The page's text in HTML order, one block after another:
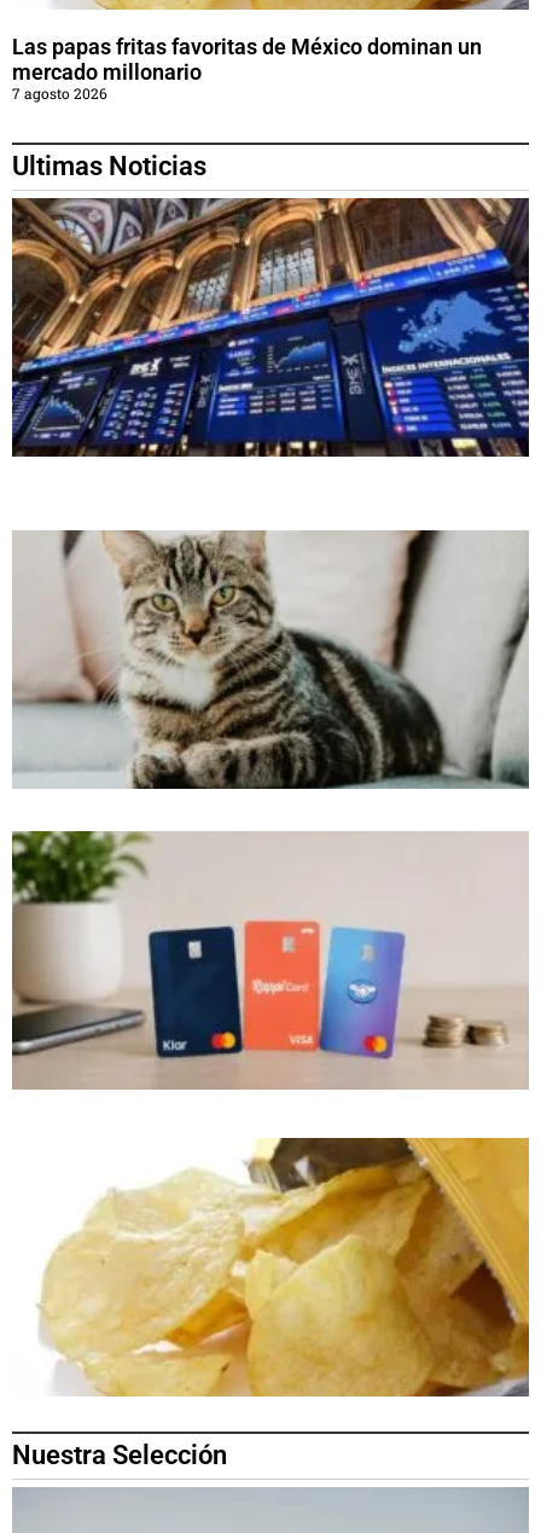
Las papas fritas favoritas de México dominan un
mercado millonario
7 agosto 2026
Ultimas Noticias
Nuestra Selección